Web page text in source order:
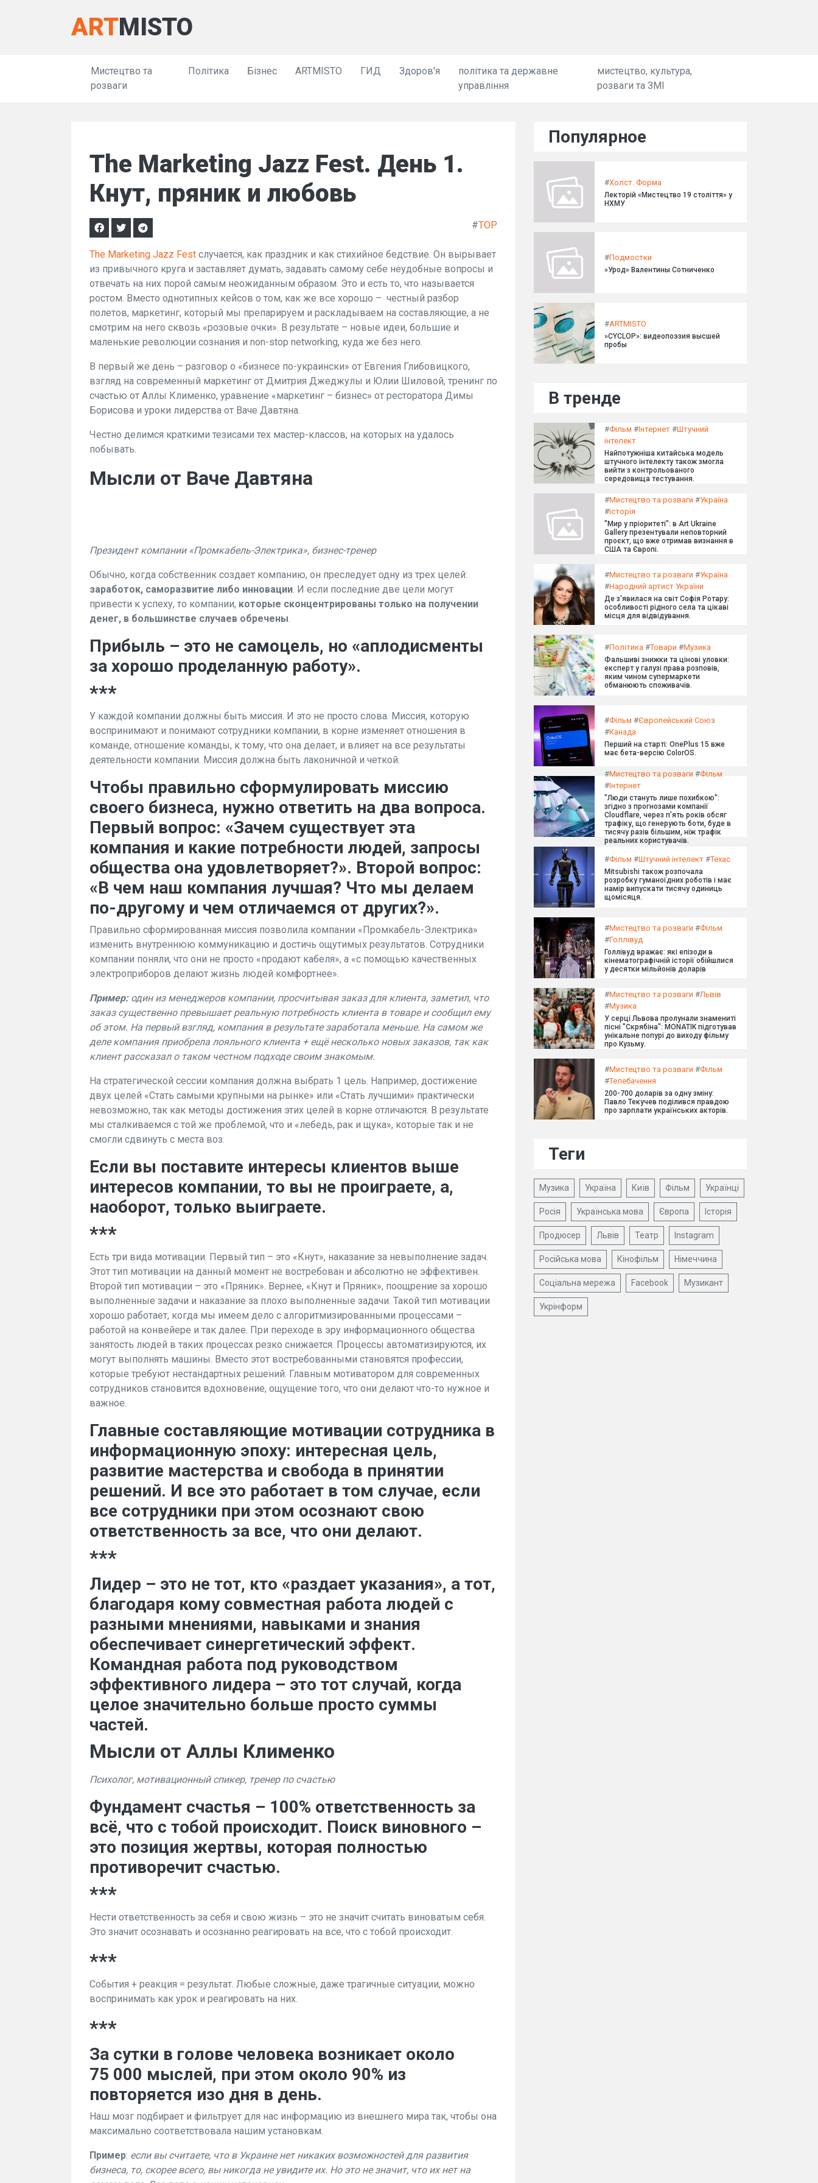
ARTMISTO
Мистецтво та
розваги
Політика Бізнес ARTMISTO ГИД Здоров'я
політика та державне
управління
мистецтво, культура,
розваги та ЗМІ
The Marketing Jazz Fest. День 1.
Кнут, пряник и любовь
#TOP
The Marketing Jazz Fest случается, как праздник и как стихийное бедствие. Он вырывает
из привычного круга и заставляет думать, задавать самому себе неудобные вопросы и
отвечать на них порой самым неожиданным образом. Это и есть то, что называется
ростом. Вместо однотипных кейсов о том, как же все хорошо – честный разбор
полетов, маркетинг, который мы препарируем и раскладываем на составляющие, а не
смотрим на него сквозь «розовые очки». В результате – новые идеи, большие и
маленькие революции сознания и non-stop networking, куда же без него.
В первый же день – разговор о «бизнесе по-украински» от Евгения Глибовицкого,
взгляд на современный маркетинг от Дмитрия Джеджулы и Юлии Шиловой, тренинг по
счастью от Аллы Клименко, уравнение «маркетинг – бизнес» от ресторатора Димы
Борисова и уроки лидерства от Ваче Давтяна.
Честно делимся краткими тезисами тех мастер-классов, на которых на удалось
побывать.
Мысли от Ваче Давтяна
Президент компании «Промкабель-Электрика», бизнес-тренер
Обычно, когда собственник создает компанию, он преследует одну из трех целей:
заработок, саморазвитие либо инновации. И если последние две цели могут
привести к успеху, то компании, которые сконцентрированы только на получении
денег, в большинстве случаев обречены.
Прибыль – это не самоцель, но «аплодисменты
за хорошо проделанную работу».
***
У каждой компании должны быть миссия. И это не просто слова. Миссия, которую
воспринимают и понимают сотрудники компании, в корне изменяет отношения в
команде, отношение команды, к тому, что она делает, и влияет на все результаты
деятельности компании. Миссия должна быть лаконичной и четкой.
Чтобы правильно сформулировать миссию
своего бизнеса, нужно ответить на два вопроса.
Первый вопрос: «Зачем существует эта
компания и какие потребности людей, запросы
общества она удовлетворяет?». Второй вопрос:
«В чем наш компания лучшая? Что мы делаем
по-другому и чем отличаемся от других?».
Правильно сформированная миссия позволила компании «Промкабель-Электрика»
изменить внутреннюю коммуникацию и достичь ощутимых результатов. Сотрудники
компании поняли, что они не просто «продают кабеля», а «с помощью качественных
электроприборов делают жизнь людей комфортнее».
Пример:один из менеджеров компании, просчитывая заказ для клиента, заметил, что
заказ существенно превышает реальную потребность клиента в товаре и сообщил ему
об этом. На первый взгляд, компания в результате заработала меньше. На самом же
деле компания приобрела лояльного клиента + ещё несколько новых заказов, так как
клиент рассказал о таком честном подходе своим знакомым.
На стратегической сессии компания должна выбрать 1 цель. Например, достижение
двух целей «Стать самыми крупными на рынке» или «Стать лучшими» практически
невозможно, так как методы достижения этих целей в корне отличаются. В результате
мы сталкиваемся с той же проблемой, что и «лебедь, рак и щука», которые так и не
смогли сдвинуть с места воз.
Если вы поставите интересы клиентов выше
интересов компании, то вы не проиграете, а,
наоборот, только выиграете.
***
Есть три вида мотивации. Первый тип – это «Кнут», наказание за невыполнение задач.
Этот тип мотивации на данный момент не востребован и абсолютно не эффективен.
Второй тип мотивации – это «Пряник». Вернее, «Кнут и Пряник», поощрение за хорошо
выполненные задачи и наказание за плохо выполненные задачи. Такой тип мотивации
хорошо работает, когда мы имеем дело с алгоритмизированными процессами –
работой на конвейере и так далее. При переходе в эру информационного общества
занятость людей в таких процессах резко снижается. Процессы автоматизируются, их
могут выполнять машины. Вместо этот востребованными становятся профессии,
которые требуют нестандартных решений. Главным мотиватором для современных
сотрудников становится вдохновение, ощущение того, что они делают что-то нужное и
важное.
Главные составляющие мотивации сотрудника в
информационную эпоху: интересная цель,
развитие мастерства и свобода в принятии
решений. И все это работает в том случае, если
все сотрудники при этом осознают свою
ответственность за все, что они делают.
***
Лидер – это не тот, кто «раздает указания», а тот,
благодаря кому совместная работа людей с
разными мнениями, навыками и знания
обеспечивает синергетический эффект.
Командная работа под руководством
эффективного лидера – это тот случай, когда
целое значительно больше просто суммы
частей.
Мысли от Аллы Клименко
Психолог, мотивационный спикер, тренер по счастью
Фундамент счастья – 100% ответственность за
всё, что с тобой происходит. Поиск виновного –
это позиция жертвы, которая полностью
противоречит счастью.
***
Нести ответственность за себя и свою жизнь – это не значит считать виноватым себя.
Это значит осознавать и осознанно реагировать на все, что с тобой происходит.
***
События + реакция = результат. Любые сложные, даже трагичные ситуации, можно
воспринимать как урок и реагировать на них.
***
За сутки в голове человека возникает около
75 000 мыслей, при этом около 90% из
повторяется изо дня в день.
Наш мозг подбирает и фильтрует для нас информацию из внешнего мира так, чтобы она
максимально соответствовала нашим установкам.
Пример: если вы считаете, что в Украине нет никаких возможностей для развития
бизнеса, то, скорее всего, вы никогда не увидите их. Но это не значит, что их нет на
Популярное
#Холст. Форма
Лекторій «Мистецтво 19 століття» у
НХМУ
#Подмостки
»Урод» Валентины Сотниченко
#ARTMISTO
»CYCLOP»: видеопоэзия высшей
пробы
В тренде
#Фільм #Інтернет #Штучний
інтелект
Найпотужніша китайська модель
штучного інтелекту також змогла
вийти з контрольованого
середовища тестування.
#Мистецтво та розваги #Україна
#Історія
"Мир у пріоритеті": в Art Ukraine
Gallery презентували неповторний
проєкт, що вже отримав визнання в
США та Європі.
#Мистецтво та розваги #Україна
#Народний артист України
Де з'явилася на світ Софія Ротару:
особливості рідного села та цікаві
місця для відвідування.
#Політика #Товари #Музика
Фальшиві знижки та цінові уловки:
експерт у галузі права розповів,
яким чином супермаркети
обманюють споживачів.
#Фільм #Європейський Союз
#Канада
Перший на старті: OnePlus 15 вже
має бета-версію ColorOS.
#Мистецтво та розваги #Фільм
#Інтернет
"Люди стануть лише похибкою":
згідно з прогнозами компанії
Cloudflare, через п'ять років обсяг
трафіку, що генерують боти, буде в
тисячу разів більшим, ніж трафік
реальних користувачів.
#Фільм #Штучний інтелект #Техас
Mitsubishi також розпочала
розробку гуманоїдних роботів і має
намір випускати тисячу одиниць
щомісяця.
#Мистецтво та розваги #Фільм
#Голлівуд
Голлівуд вражає: які епізоди в
кінематографічній історії обійшлися
у десятки мільйонів доларів
#Мистецтво та розваги #Львів
#Музика
У серці Львова пролунали знамениті
пісні "Скрябіна": MONATIK підготував
унікальне попурі до виходу фільму
про Кузьму.
#Мистецтво та розваги #Фільм
#Телебачення
200-700 доларів за одну зміну:
Павло Текучев поділився правдою
про зарплати українських акторів.
Теги
Музика Україна Київ Фільм Українці
Росія Українська мова Європа Історія
Продюсер Львів Театр Instagram
Російська мова Кінофільм Німеччина
Соціальна мережа Facebook Музикант
Укрінформ